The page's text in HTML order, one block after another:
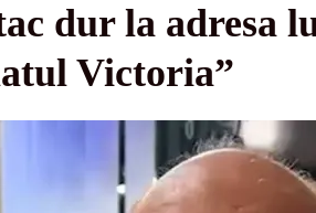
dur la adresa
Victoria”